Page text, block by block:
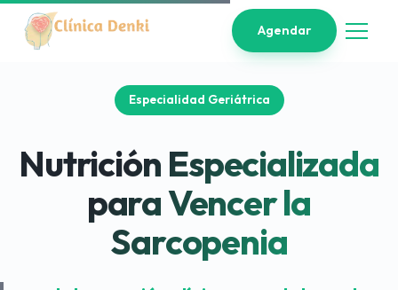
Agendar
Especialidad Geriátrica
Nutrición Especializada
para Vencer la
Sarcopenia